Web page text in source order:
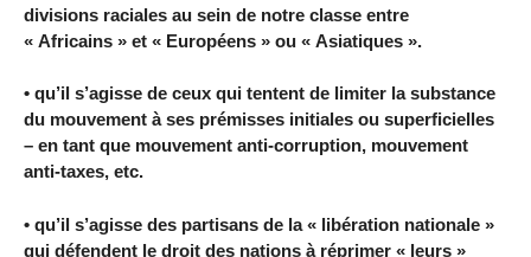
divisions raciales au sein de notre classe entre
« Africains » et « Européens » ou « Asiatiques ».
• qu’il s’agisse de ceux qui tentent de limiter la substance
du mouvement à ses prémisses initiales ou superficielles
– en tant que mouvement anti-corruption, mouvement
anti-taxes, etc.
• qu’il s’agisse des partisans de la « libération nationale »
qui défendent le droit des nations à réprimer « leurs »